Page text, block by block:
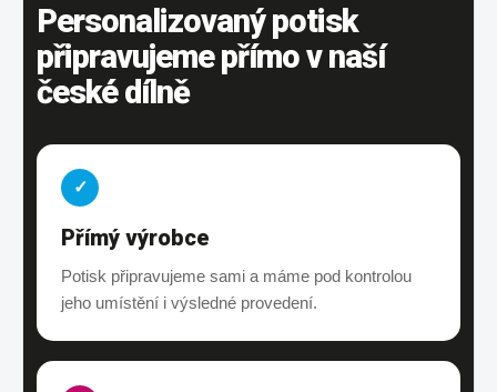
Personalizovaný potisk
připravujeme přímo v naší
české dílně
✓
Přímý výrobce
Potisk připravujeme sami a máme pod kontrolou
jeho umístění i výsledné provedení.